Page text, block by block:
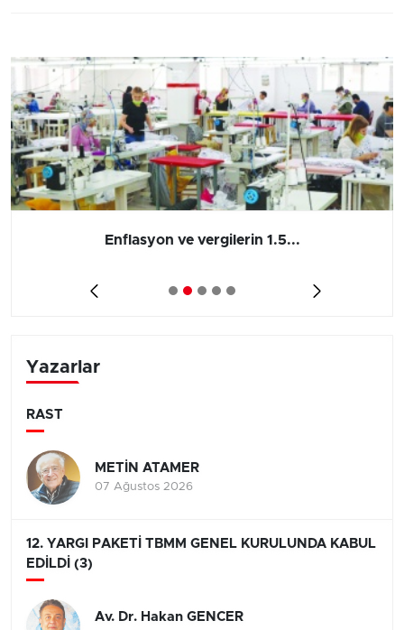
Enflasyon ve vergilerin 1.5...
Yazarlar
RAST
METİN ATAMER
07 Ağustos 2026
12. YARGI PAKETİ TBMM GENEL KURULUNDA KABUL
EDİLDİ (3)
Av. Dr. Hakan GENCER